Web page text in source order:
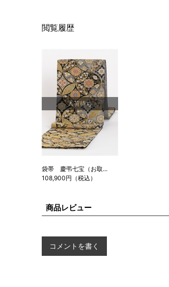
閲覧履歴
入荷待ち
袋帯 慶弔七宝（お取...
108,900円（税込）
商品レビュー
コメントを書く